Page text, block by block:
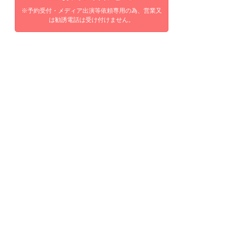
※予約受付・メディア出演等依頼専用の為、営業又
は勧誘電話は受け付けません。